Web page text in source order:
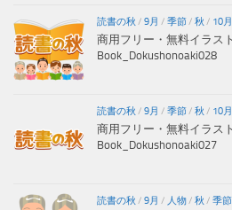
読書の秋 / 9月 / 季節/ 秋 / 10月
商用フリー・無料イラス
Book_Dokushonoaki028
読書の秋 / 9月 / 季節/ 秋 / 10月
商用フリー・無料イラス
Book_Dokushonoaki027
読書の秋 / 9月 / 人物/ 秋 / 季節